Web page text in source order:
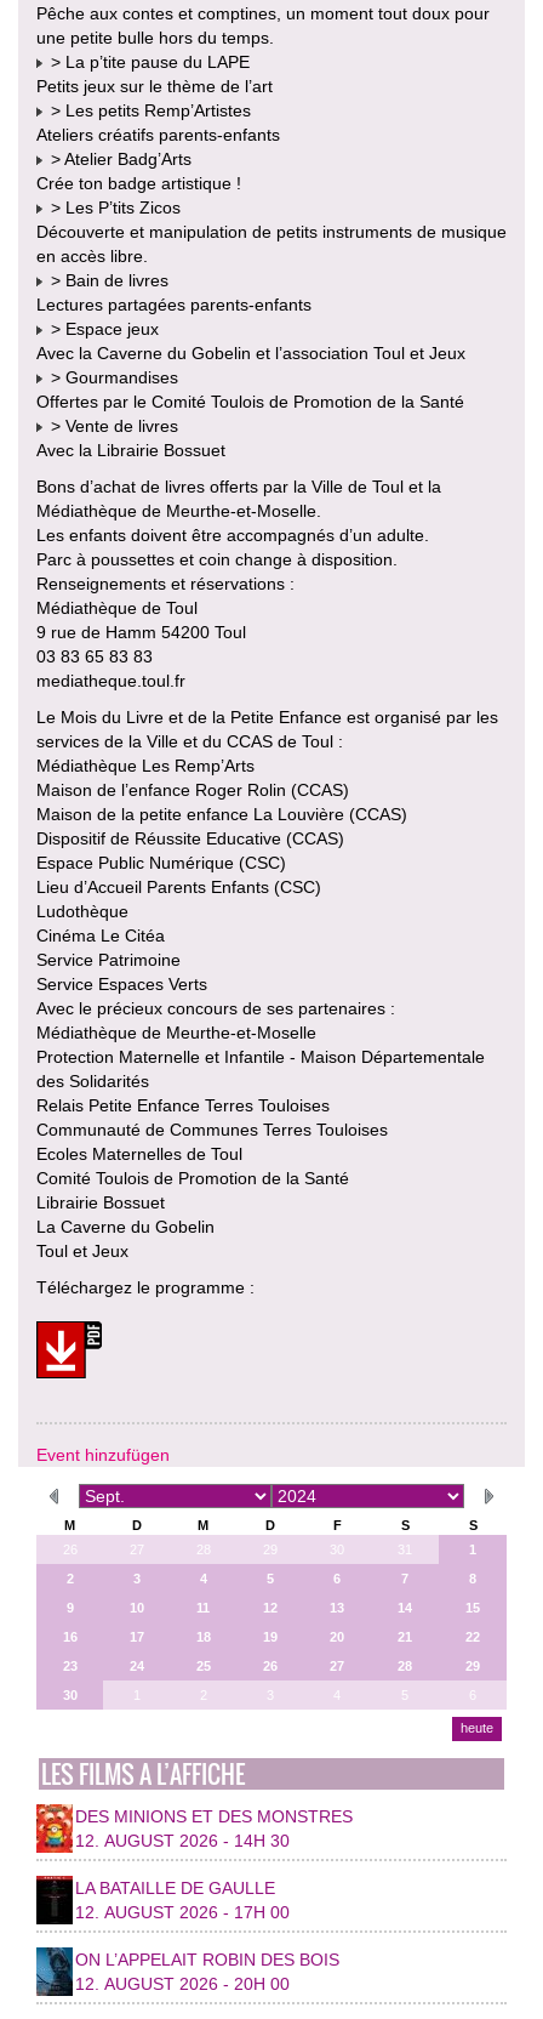
Pêche aux contes et comptines, un moment tout doux pour
une petite bulle hors du temps.
> La p’tite pause du LAPE
Petits jeux sur le thème de l’art
> Les petits Remp’Artistes
Ateliers créatifs parents-enfants
> Atelier Badg’Arts
Crée ton badge artistique !
> Les P’tits Zicos
Découverte et manipulation de petits instruments de musique
en accès libre.
> Bain de livres
Lectures partagées parents-enfants
> Espace jeux
Avec la Caverne du Gobelin et l’association Toul et Jeux
> Gourmandises
Offertes par le Comité Toulois de Promotion de la Santé
> Vente de livres
Avec la Librairie Bossuet
Bons d’achat de livres offerts par la Ville de Toul et la
Médiathèque de Meurthe-et-Moselle.
Les enfants doivent être accompagnés d’un adulte.
Parc à poussettes et coin change à disposition.
Renseignements et réservations :
Médiathèque de Toul
9 rue de Hamm 54200 Toul
03 83 65 83 83
mediatheque.toul.fr
Le Mois du Livre et de la Petite Enfance est organisé par les
services de la Ville et du CCAS de Toul :
Médiathèque Les Remp’Arts
Maison de l’enfance Roger Rolin (CCAS)
Maison de la petite enfance La Louvière (CCAS)
Dispositif de Réussite Educative (CCAS)
Espace Public Numérique (CSC)
Lieu d’Accueil Parents Enfants (CSC)
Ludothèque
Cinéma Le Citéa
Service Patrimoine
Service Espaces Verts
Avec le précieux concours de ses partenaires :
Médiathèque de Meurthe-et-Moselle
Protection Maternelle et Infantile - Maison Départementale
des Solidarités
Relais Petite Enfance Terres Touloises
Communauté de Communes Terres Touloises
Ecoles Maternelles de Toul
Comité Toulois de Promotion de la Santé
Librairie Bossuet
La Caverne du Gobelin
Toul et Jeux
Téléchargez le programme :
Event hinzufügen
M D M D F S
S
26
27 28 29 30 31
1
2
3 4 5 6 7
8
9
10 11 12 13 14
15
16
17 18 19 20 21
22
23
24 25 26 27 28
29
30
2 3 4 5 6
heute
LES FILMS A L’AFFICHE
DES MINIONS ET DES MONSTRES
12. AUGUST 2026 - 14H 30
LA BATAILLE DE GAULLE
12. AUGUST 2026 - 17H 00
ON L’APPELAIT ROBIN DES BOIS
12. AUGUST 2026 - 20H 00